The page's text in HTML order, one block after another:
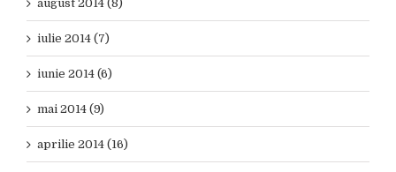
august 2014 (8)
iulie 2014 (7)
iunie 2014 (6)
mai 2014 (9)
aprilie 2014 (16)